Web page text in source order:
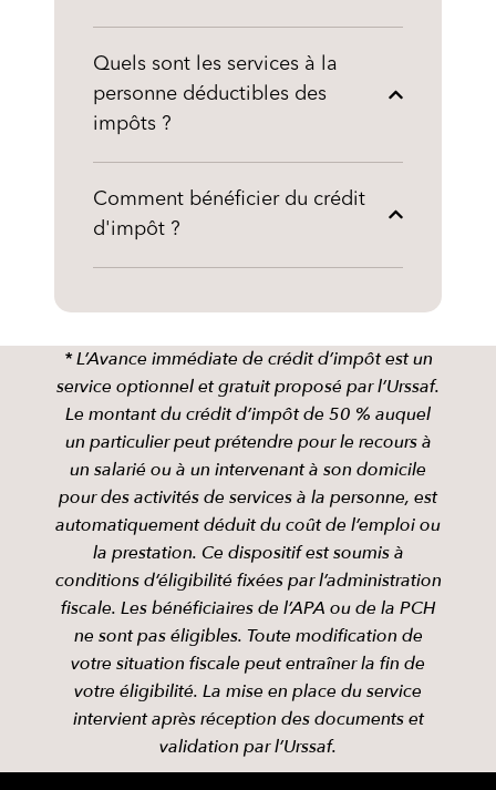
Quels sont les services à la
personne déductibles des
impôts ?
Comment bénéficier du crédit
d'impôt ?
* L’Avance immédiate de crédit d’impôt est un
service optionnel et gratuit proposé par l’Urssaf.
Le montant du crédit d’impôt de 50 % auquel
un particulier peut prétendre pour le recours à
un salarié ou à un intervenant à son domicile
pour des activités de services à la personne, est
automatiquement déduit du coût de l’emploi ou
la prestation. Ce dispositif est soumis à
conditions d’éligibilité fixées par l’administration
fiscale. Les bénéficiaires de l’APA ou de la PCH
ne sont pas éligibles. Toute modification de
votre situation fiscale peut entraîner la fin de
votre éligibilité. La mise en place du service
intervient après réception des documents et
validation par l’Urssaf.